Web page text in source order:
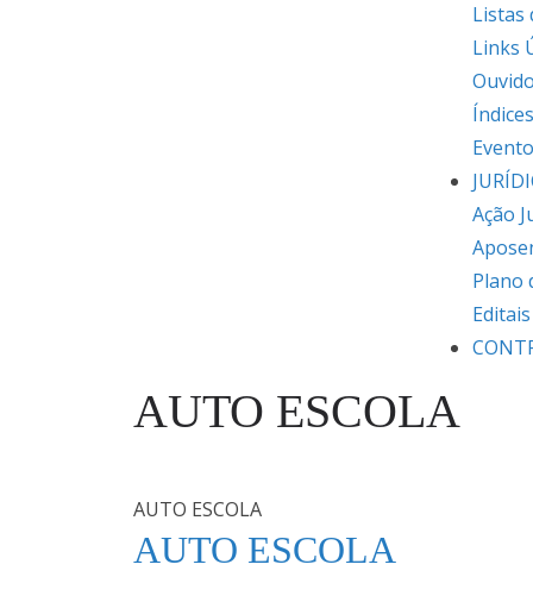
Listas
Links
Índices
Ação
Plano
AUTO ESCOLA
AUTO ESCOLA
AUTO ESCOLA